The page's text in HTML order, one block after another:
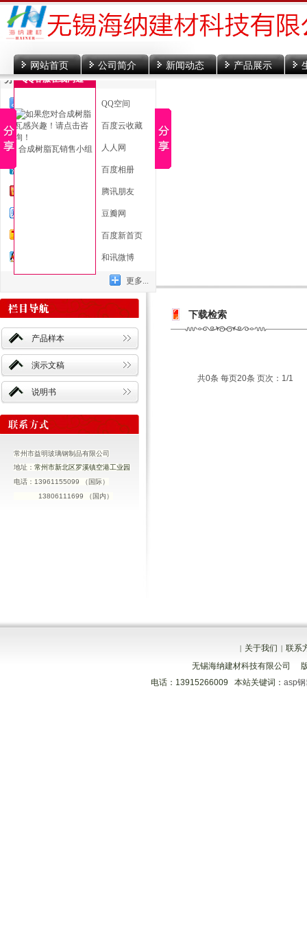
网站首页 公司简介 新闻动态 产品展示
下载检索
常州市益明玻璃钢制品有限公司
地址： 常州市新北区罗溪镇空港工业园
电话： 13961155099 （国际）
13806111699 （国内）
产品样本
演示文稿
说明书
共0条 每页20条 页次：1/1
| 关于我们 | 联系
无锡海纳建材科技有限公司
电话：13915266009 本站关键词： asp
分享到
QQ空间
新浪微博 百度云收藏
微信 人人网
百度相册
腾讯朋友
豆瓣网
百度新首页
和讯微博
更多...
QQ客服在线沟通
合成树脂瓦销售小组